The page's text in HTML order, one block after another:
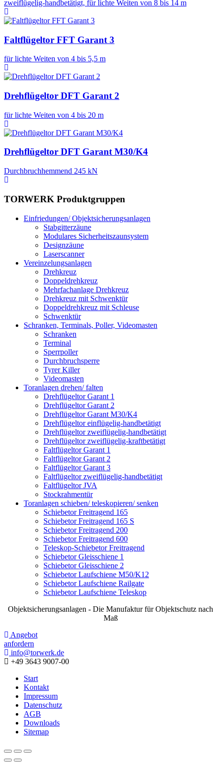
zweiflügelig-handbetätigt, für lichte Weiten von 8 bis 14 m
Faltflügeltor FFT Garant 3
für lichte Weiten von 4 bis 5,5 m
Drehflügeltor DFT Garant 2
für lichte Weiten von 4 bis 20 m
Drehflügeltor DFT Garant M30/K4
Durchbruchhemmend 245 kN
TORWERK Produktgruppen
Einfriedungen/ Objektsicherungsanlagen
Stabgitterzäune
Modulares Sicherheitszaunsystem
Designzäune
Laserscanner
Vereinzelungsanlagen
Drehkreuz
Doppeldrehkreuz
Mehrfachanlage Drehkreuz
Drehkreuz mit Schwenktür
Doppeldrehkreuz mit Schleuse
Schwenktür
Schranken, Terminals, Poller, Videomasten
Schranken
Terminal
Sperrpoller
Durchbruchsperre
Tyrer Killer
Videomasten
Toranlagen drehen/ falten
Drehflügeltor Garant 1
Drehflügeltor Garant 2
Drehflügeltor Garant M30/K4
Drehflügeltor einflügelig-handbetätigt
Drehflügeltor zweiflügelig-handbetätigt
Drehflügeltor zweiflügelig-kraftbetätigt
Faltflügeltor Garant 1
Faltflügeltor Garant 2
Faltflügeltor Garant 3
Faltflügeltor zweiflügelig-handbetätigt
Faltflügeltor JVA
Stockrahmentür
Toranlagen schieben/ teleskopieren/ senken
Schiebetor Freitragend 165
Schiebetor Freitragend 165 S
Schiebetor Freitragend 200
Schiebetor Freitragend 600
Teleskop-Schiebetor Freitragend
Schiebetor Gleisschiene 1
Schiebetor Gleisschiene 2
Schiebetor Laufschiene M50/K12
Schiebetor Laufschiene Railgate
Schiebetor Laufschiene Teleskop
Objektsicherungsanlagen - Die Manufaktur für Objektschutz nach
Maß
Angebot
anfordern
info@torwerk.de
+49 3643 9007-00
Start
Kontakt
Impressum
Datenschutz
AGB
Downloads
Sitemap